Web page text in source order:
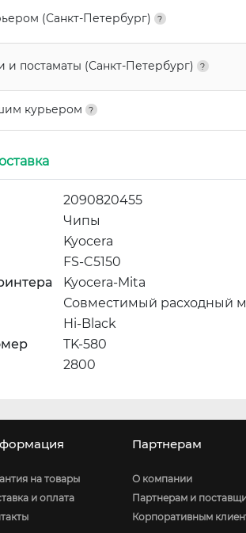
(Санкт-Петербург)
и постаматы (Санкт-Петербург)
курьером
2090820455
Чипы
Kyocera
FS-C5150
Kyocera-Mita
Совместимый расходный
Hi-Black
TK-580
2800
на товары
и оплата
Партнерам
О компании
Партнерам и
Корпоративным